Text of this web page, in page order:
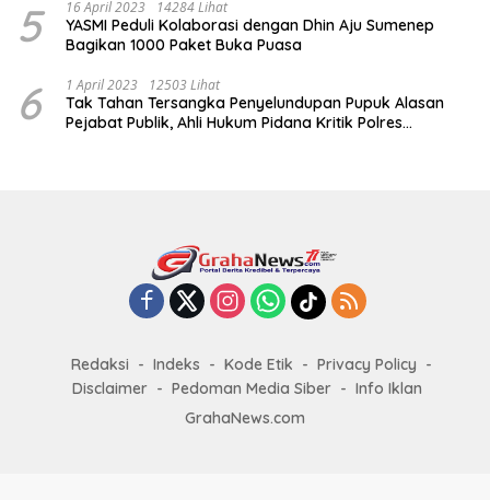
5 16 April 2023 14284 Lihat
YASMI Peduli Kolaborasi dengan Dhin Aju Sumenep
Bagikan 1000 Paket Buka Puasa
6 1 April 2023 12503 Lihat
Tak Tahan Tersangka Penyelundupan Pupuk Alasan
Pejabat Publik, Ahli Hukum Pidana Kritik Polres
Redaksi Indeks Kode Etik
Privacy Policy
Disclaimer
Pedoman Media Siber
Info Iklan
GrahaNews.com